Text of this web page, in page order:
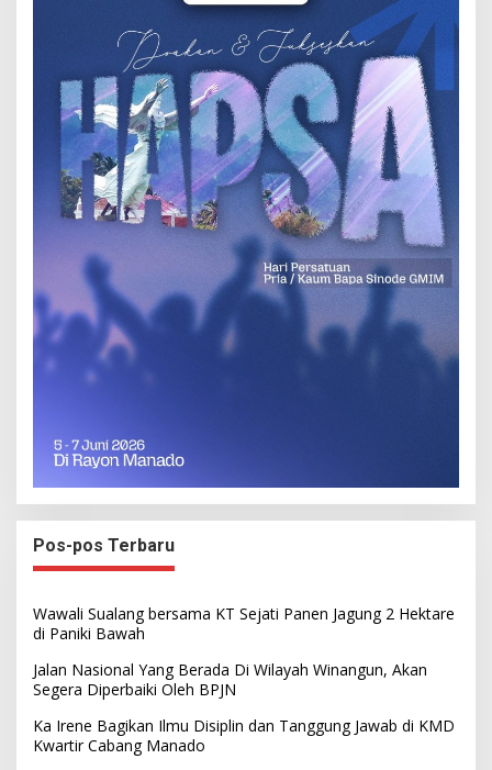
Pos-pos Terbaru
Wawali Sualang bersama KT Sejati Panen Jagung 2 Hektare
di Paniki Bawah
Jalan Nasional Yang Berada Di Wilayah Winangun, Akan
Segera Diperbaiki Oleh BPJN
Ka Irene Bagikan Ilmu Disiplin dan Tanggung Jawab di KMD
Kwartir Cabang Manado